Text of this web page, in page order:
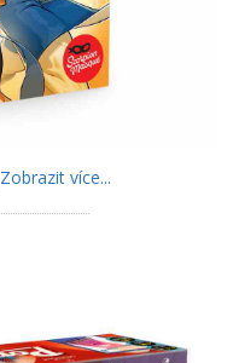
Zobrazit více...